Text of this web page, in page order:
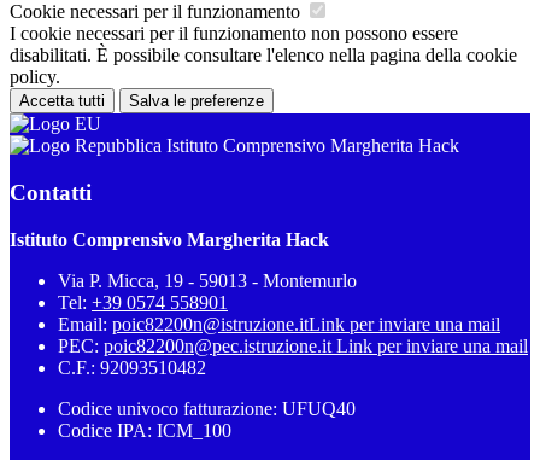
Cookie necessari per il funzionamento
I cookie necessari per il funzionamento non possono essere
disabilitati. È possibile consultare l'elenco nella pagina della cookie
policy.
Accetta tutti Salva le preferenze
Istituto Comprensivo Margherita Hack
Contatti
Istituto Comprensivo Margherita Hack
Via P. Micca, 19 - 59013 - Montemurlo
Tel: +39 0574 558901
Email: poic82200n@istruzione.itLink per inviare una mail
PEC: poic82200n@pec.istruzione.it Link per inviare una mail
C.F.: 92093510482
Codice univoco fatturazione: UFUQ40
Codice IPA: ICM_100